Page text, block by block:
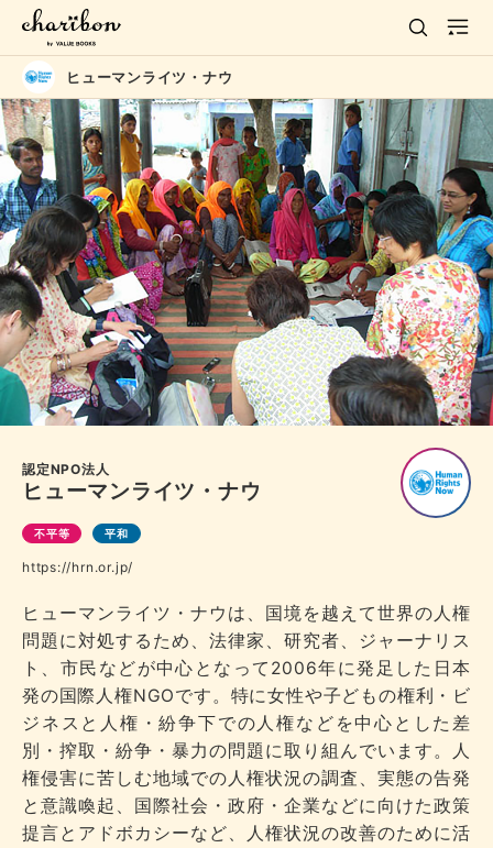
ヒューマンライツ・ナウ
認定NPO法人
ヒューマンライツ・ナウ
不平等 平和
https://hrn.or.jp/
ヒューマンライツ・ナウは、国境を越えて世界の人権
問題に対処するため、法律家、研究者、ジャーナリス
ト、市民などが中心となって2006年に発足した日本
発の国際人権NGOです。特に女性や子どもの権利・ビ
ジネスと人権・紛争下での人権などを中心とした差
別・搾取・紛争・暴力の問題に取り組んでいます。人
権侵害に苦しむ地域での人権状況の調査、実態の告発
と意識喚起、国際社会・政府・企業などに向けた政策
提言とアドボカシーなど、人権状況の改善のために活